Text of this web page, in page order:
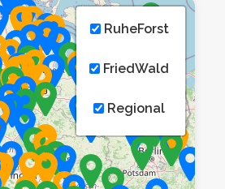
RuheForst
FriedWald
Regional